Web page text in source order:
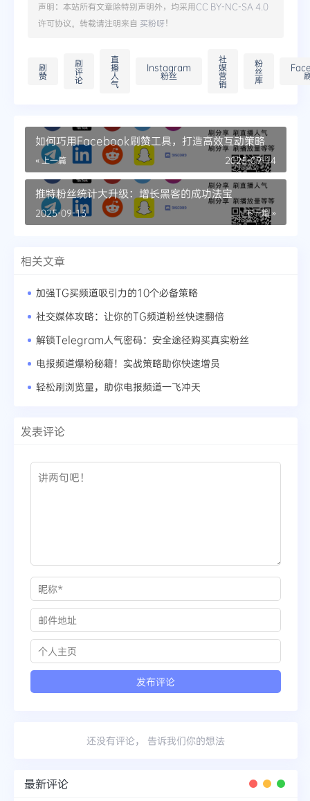
声明：本站所有文章除特别声明外，均采用CC BY-NC-SA 4.0
许可协议。转载请注明来自 买粉呀！
刷
赞
刷
评
论
直
播
人
气
Instagram
粉丝
社
媒
营
销
粉
丝
库
如何巧用Facebook刷赞工具，打造高效互动策略
« 上一篇 2025-09-14
推特粉丝统计大升级：增长黑客的成功法宝
下一篇 »
2025-09-13
相关文章
加强TG买频道吸引力的10个必备策略
社交媒体攻略：让你的TG频道粉丝快速翻倍
解锁Telegram人气密码：安全途径购买真实粉丝
电报频道爆粉秘籍！实战策略助你快速增员
轻松刷浏览量，助你电报频道一飞冲天
发表评论
还没有评论， 告诉我们你的想法
最新评论